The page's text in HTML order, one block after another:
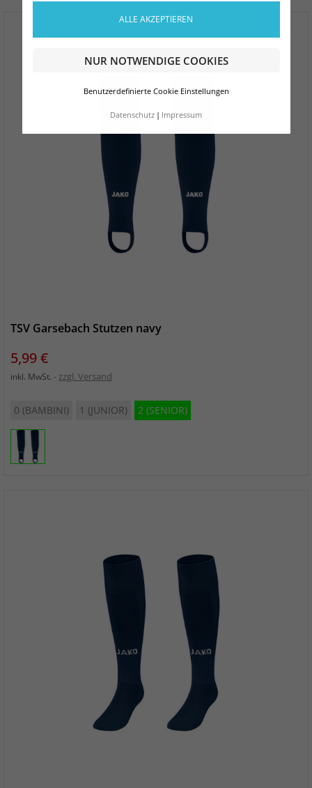
ALLE AKZEPTIEREN
NUR NOTWENDIGE COOKIES
Benutzerdefinierte Cookie Einstellungen
Datenschutz Impressum
TSV Garsebach Stutzen navy
Preis
5,99 €
inkl. MwSt. zzgl. Versand
0 (BAMBINI) 1 (JUNIOR) 2 (SENIOR)